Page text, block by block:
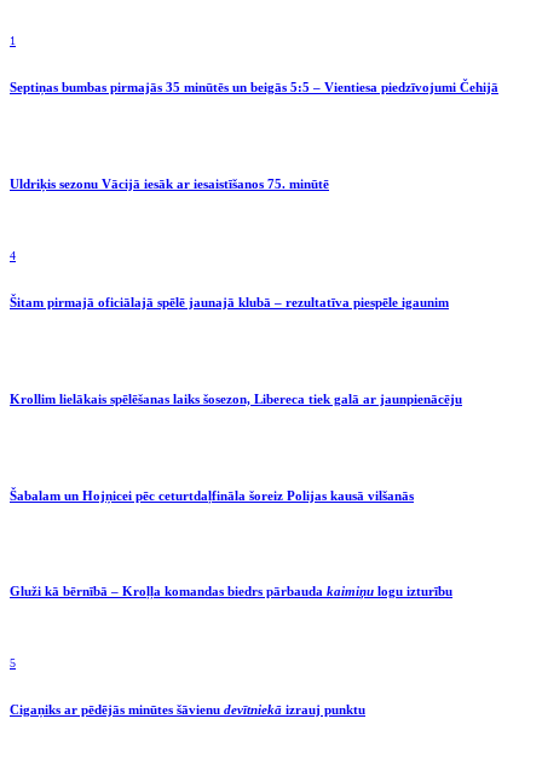
1
Septiņas bumbas pirmajās 35 minūtēs un beigās 5:5 – Vientiesa piedzīvojumi Čehijā
Uldriķis sezonu Vācijā iesāk ar iesaistīšanos 75. minūtē
4
Šitam pirmajā oficiālajā spēlē jaunajā klubā – rezultatīva piespēle igaunim
Krollim lielākais spēlēšanas laiks šosezon, Libereca tiek galā ar jaunpienācēju
Šabalam un Hojņicei pēc ceturtdaļfināla šoreiz Polijas kausā vilšanās
Gluži kā bērnībā – Kroļļa komandas biedrs pārbauda kaimiņu logu izturību
5
Cigaņiks ar pēdējās minūtes šāvienu devītniekā izrauj punktu